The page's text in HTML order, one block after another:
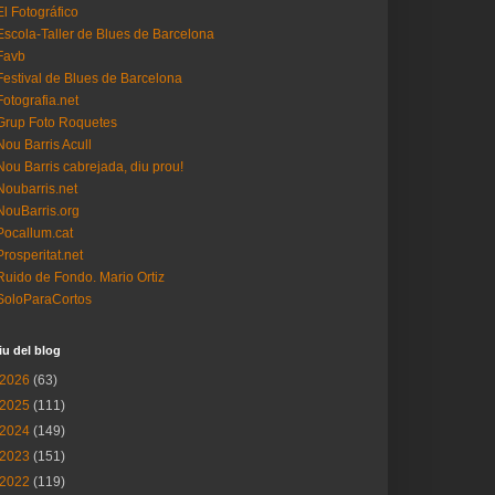
Fotográfico
Taller de Blues de Barcelona
de Blues de Barcelona
Foto Roquetes
Barris Acull
Barris cabrejada, diu prou!
de Fondo. Mario Ortiz
del blog
2026 (63)
2025 (111)
2024 (149)
2023 (151)
2022 (119)